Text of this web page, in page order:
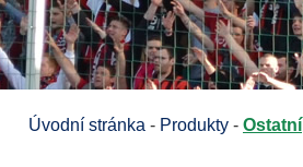
Úvodní stránka - Produkty - Ostatní